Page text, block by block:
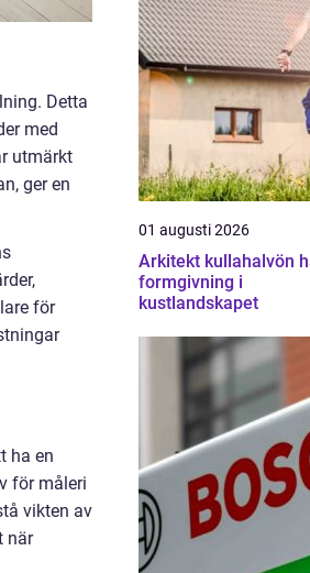
Detta
med
utmärkt
ger en
för
ha en
för måleri
vikten av
när
01 augusti 2026
Arkitekt kullahalvön hållbar
formgivning i
kustlandskapet